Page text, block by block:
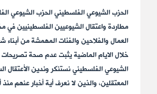
الحزب الشيوعي الفلسطيني الحزب الشيوعي
مطاردة واعتقال الشيوعيين الفلسطينيين في
العمال والفلاحين والفئات المهمشة من
خلال الايام الماضية يثبت عدم صحة تصريحات
الشيوعي الفلسطيني نستنكر وندين الأعتقال
المعتقلين، والذين لا نعرف أية أخبار عنهم منذ